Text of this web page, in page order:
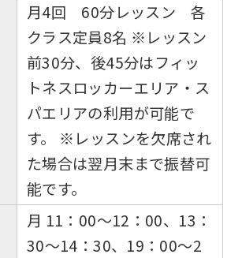
月4回 60分レッスン 各
クラス定員8名 ※レッスン
前30分、後45分はフィッ
トネスロッカーエリア・ス
パエリアの利用が可能で
す。 ※レッスンを欠席され
た場合は翌月末まで振替可
能です。
月 11：00〜12：00、13：
30～14：30、19：00～2